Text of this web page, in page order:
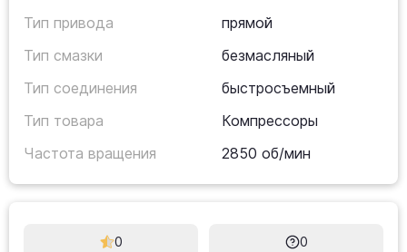
Тип привода
прямой
Тип смазки
безмасляный
Тип соединения
быстросъемный
Тип товара
Компрессоры
Частота вращения
2850 об/мин
0 0